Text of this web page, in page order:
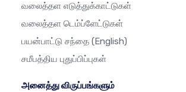
வலைத்தள எடுத்துக்காட்டுகள்
வலைத்தள டெம்ப்ளேட்டுகள்
பயன்பாட்டு சந்தை (English)
சமீபத்திய புதுப்பிப்புகள்
அனைத்து விருப்பங்களும்